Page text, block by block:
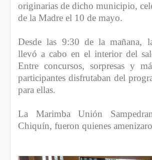
originarias de dicho municipio,
de la Madre el 10 de mayo.
Desde las 9:30 de la mañana,
llevó a cabo en el interior del
Entre concursos, sorpresas y
participantes disfrutaban del
para ellas.
La Marimba Unión
Chiquín, fueron quienes